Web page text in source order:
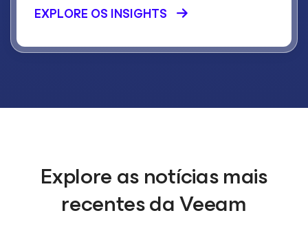
EXPLORE OS INSIGHTS
Explore as notícias mais
recentes da Veeam